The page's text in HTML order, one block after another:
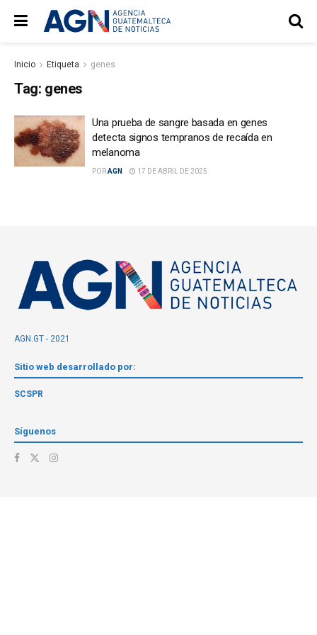
Inicio Etiqueta genes
Tag: genes
Una prueba de sangre basada en genes
detecta signos tempranos de recaída en
melanoma
PORAGN 17 DE ABRIL DE 2025
AGN.GT - 2021
Sitio web desarrollado por:
SCSPR
Síguenos